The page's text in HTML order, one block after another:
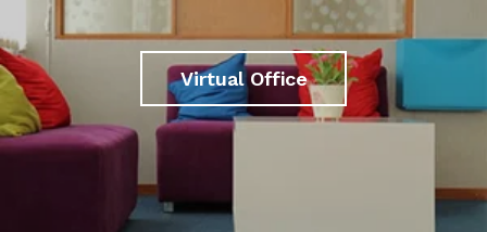
Virtual Office